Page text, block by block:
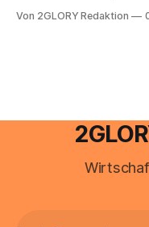
besitzt, loggt sich heute
Von 2GLORY Redaktion